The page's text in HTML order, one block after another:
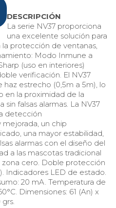
DESCRIPCIÓN
La serie NV37 proporciona
una excelente solución para
protección de ventanas,
Modo Inmune a
(uso en interiores)
verificación. El NV37
estrecho (0,5m a 5m), lo
en la proximidad de la
falsas alarmas. La NV37
detección
un chip
una mayor estabilidad,
alarmas con el diseño del
a las mascotas tradicional
cero. Doble protección
Indicadores LED de estado.
20 mA. Temperatura de
Dimensiones: 61 (An) x
grs.